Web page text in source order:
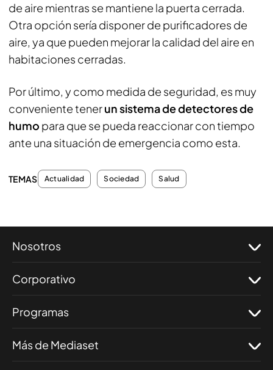
de aire mientras se mantiene la puerta cerrada.
Otra opción sería disponer de purificadores de
aire, ya que pueden mejorar la calidad del aire en
habitaciones cerradas.
Por último, y como medida de seguridad, es muy
conveniente tenerun sistema de detectores de
humo para que se pueda reaccionar con tiempo
ante una situación de emergencia como esta.
TEMAS Actualidad Sociedad Salud
Nosotros
Corporativo
Programas
Más de Mediaset